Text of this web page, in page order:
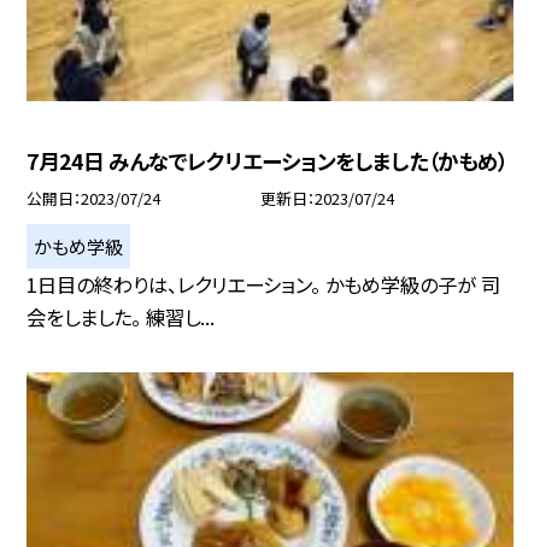
7月24日 みんなでレクリエーションをしました（かもめ）
公開日 2023/07/24 更新日 2023/07/24
かもめ学級
1日目の終わりは、レクリエーション。 かもめ学級の子が 司
会をしました。 練習し...